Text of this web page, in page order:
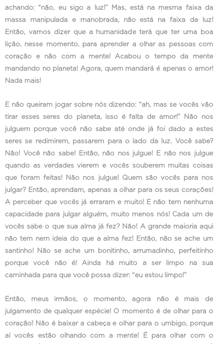
achando: “não, eu sigo a luz!” Mas, está na mesma faixa da
massa manipulada e manobrada, não está na faixa da luz!
Então, vamos dizer que a humanidade terá que ter uma boa
lição, nesse momento, para aprender a olhar as pessoas com
coração e não com a mente! Acabou o tempo da mente
mandando no planeta! Agora, quem mandará é apenas o amor!
Nada mais!
E não queiram jogar sobre nós dizendo: “ah, mas se vocês vão
tirar esses seres do planeta, isso é falta de amor!” Não nos
julguem porque você não sabe até onde já foi dado a estes
seres se redimirem, passarem para o lado da luz. Você sabe?
Não! Você não sabe! Então, não nos julgue! E não nos julgue
quando as verdades vierem e vocês souberem muitas coisas
que foram feitas! Não nos julgue! Quem são vocês para nos
julgar? Então, aprendam, apenas a olhar para os seus corações!
A perceber que vocês já erraram e muito! E não tem nenhuma
capacidade para julgar alguém, muito menos nós! Cada um de
vocês sabe o que sua alma já fez? Não! A grande maioria aqui
não tem nem ideia do que a alma fez! Então, não se ache um
santinho! Não se ache um bonitinho, arrumadinho, perfeitinho
porque você não é! Ainda há muito a ser limpo na sua
caminhada para que você possa dizer: “eu estou limpo!”
Então, meus irmãos, o momento, agora não é mais de
julgamento de qualquer espécie! O momento é de olhar para o
coração! Não é baixar a cabeça e olhar para o umbigo, porque
aí vocês estão olhando com a mente! É para olhar com o